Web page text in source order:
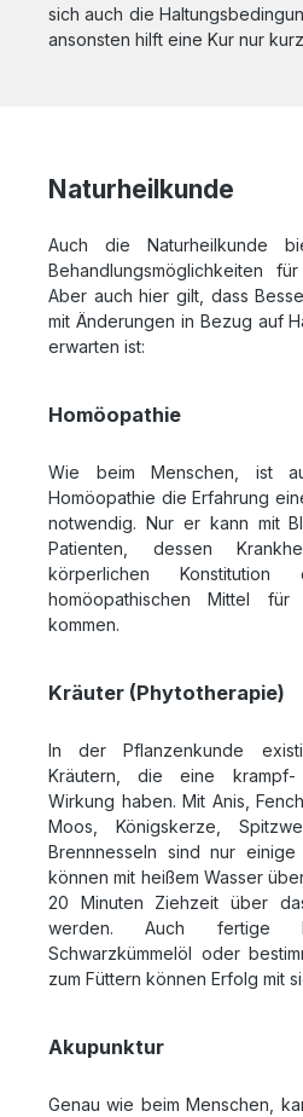
sich auch die
ansonsten hilft eine Kur nur
Naturheilkunde
Auch die Naturheilkunde
Behandlungsmöglichkeiten
Aber auch hier gilt, dass
mit Änderungen in Bezug auf
erwarten ist:
Homöopathie
Wie beim Menschen, ist
Homöopathie die Erfahrung
notwendig. Nur er kann mit
Patienten, dessen
körperlichen Konstitution
homöopathischen Mittel
kommen.
Kräuter (Phytotherapie)
In der Pflanzenkunde
Kräutern, die eine krampf-
Wirkung haben. Mit Anis,
Moos, Königskerze,
Brennnesseln sind nur
können mit heißem Wasser
20 Minuten Ziehzeit über
werden. Auch fertige
Schwarzkümmelöl oder
zum Füttern können Erfolg mit
Akupunktur
Genau wie beim Menschen,